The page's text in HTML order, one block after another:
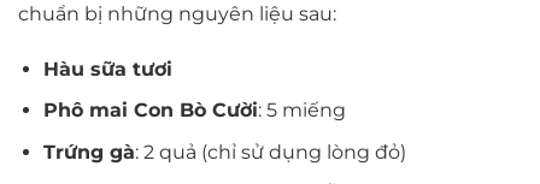
chuẩn bị những nguyên liệu sau:
Hàu sữa tươi
Phô mai Con Bò Cười: 5 miếng
Trứng gà: 2 quả (chỉ sử dụng lòng đỏ)